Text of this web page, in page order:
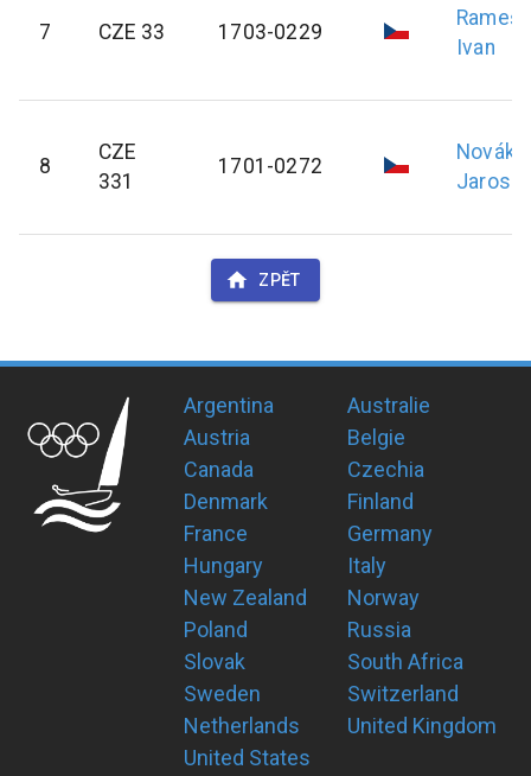
7 CZE 33 1703-0229
Rameš
Ivan
8
CZE
331
1701-0272
Novák
ZPĚT
Argentina
Australie
Austria
Belgie
Canada
Czechia
Denmark
Finland
France
Germany
Hungary
Italy
New Zealand
Norway
Poland
Russia
Slovak
South Africa
Sweden
Switzerland
Netherlands
United Kingdom
United States